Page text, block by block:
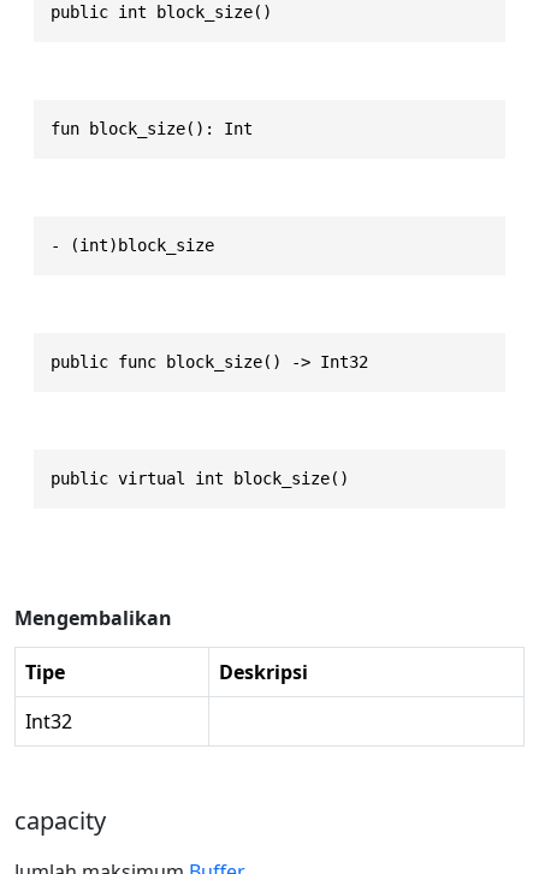
public int block_size()
fun block_size(): Int
- (int)block_size
public func block_size() -> Int32
public virtual int block_size()
Mengembalikan
Tipe
Deskripsi
Int32
capacity